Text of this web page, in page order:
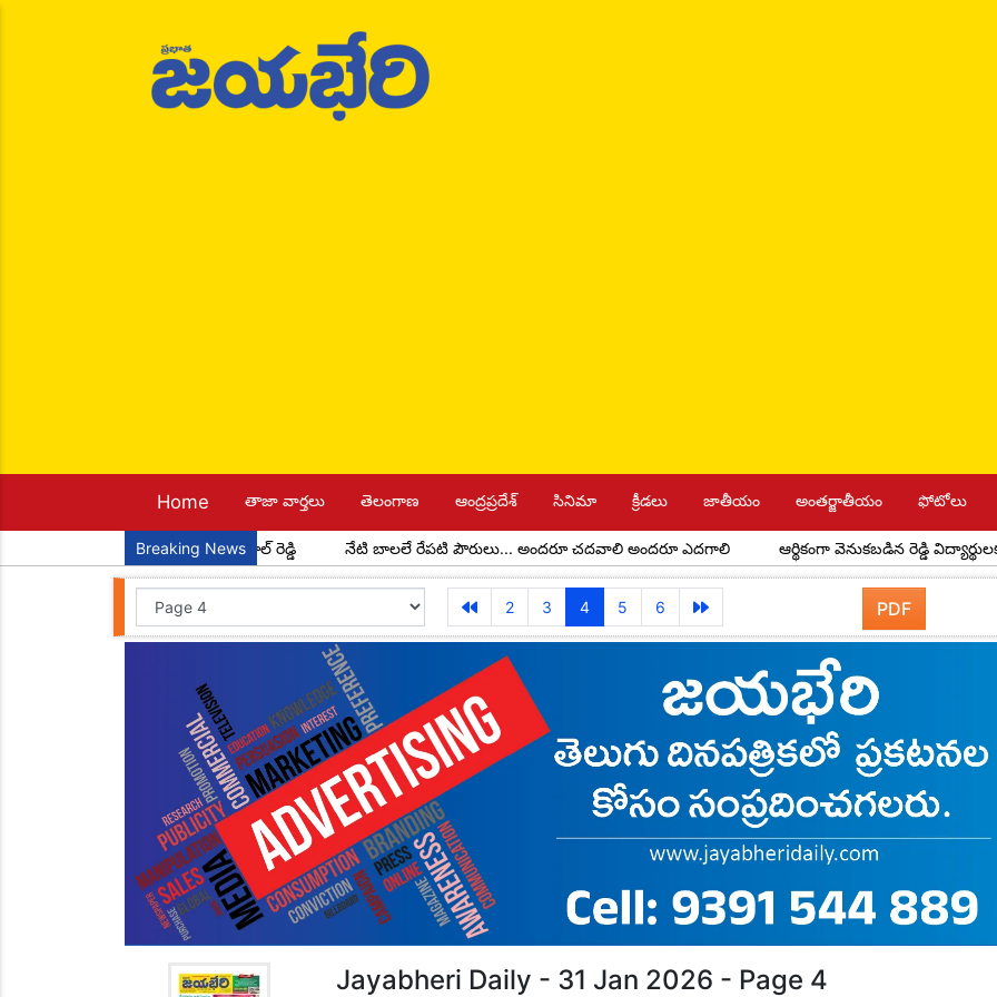
Home తాజా వార్తలు తెలంగాణ ఆంద్రప్రదేశ్ సినిమా క్రీడలు జాతీయం అంతర్జాతీయం ఫోటోలు
Breaking News
అధ్యక్షులుగా చాడ కొండాల్ రెడ్డి నేటి బాలలే రేపటి పౌరులు... అందరూ చదవాలి అందరూ ఎదగాలి ఆర్థికంగా వెనుకబడిన రెడ్డి విద్యార్థులకు అవర్
2 3 4 5 6 PDF
Jayabheri Daily - 31 Jan 2026 - Page 4